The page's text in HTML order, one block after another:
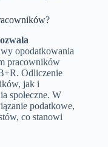
opodatkowania
pracowników
Odliczenie
jak i
społeczne. W
podatkowe,
co stanowi